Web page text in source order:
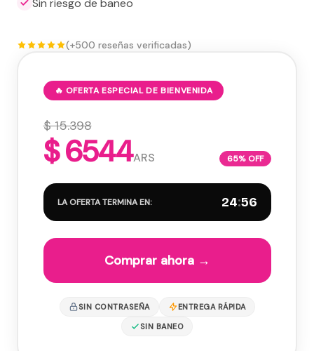
(+500 reseñas verificadas)
🔥 OFERTA ESPECIAL DE BIENVENIDA
$ 15.398
$ 6544ARS 65% OFF
LA OFERTA TERMINA EN: 24:55
Comprar ahora →
SIN CONTRASEÑA
ENTREGA RÁPIDA
SIN BANEO